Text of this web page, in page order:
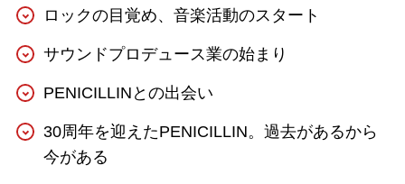
ロックの目覚め、音楽活動のスタート
サウンドプロデュース業の始まり
PENICILLINとの出会い
30周年を迎えたPENICILLIN。過去があるから
今がある